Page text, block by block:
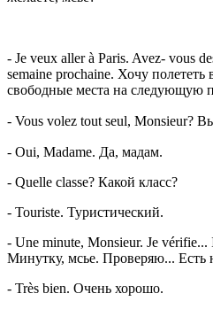
- Je veux aller à Paris. Avez- vous
semaine prochaine. Хочу
свободные места на следующую
- Vous volez tout seul, Monsieur?
- Oui, Madame. Да, мадам.
- Quelle classe? Какой класс?
- Touriste. Туристический.
- Une minute, Monsieur. Je vérifie...
Минутку, мсье. Проверяю... Есть
- Très bien. Очень хорошо.